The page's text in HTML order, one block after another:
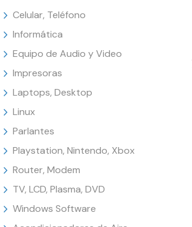
Celular, Teléfono
Informática
Equipo de Audio y Video
Impresoras
Laptops, Desktop
Linux
Parlantes
Playstation, Nintendo, Xbox
Router, Modem
TV, LCD, Plasma, DVD
Windows Software